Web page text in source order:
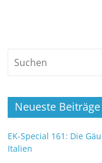
Neueste Beiträge
EK-Special 161: Die
Italien